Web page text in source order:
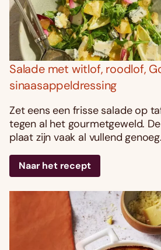
Salade met witlof, roodlof,
sinaasappeldressing
Zet eens een frisse salade op
tegen al het gourmetgeweld.
plaat zijn vaak al vullend genoeg.
Naar het recept